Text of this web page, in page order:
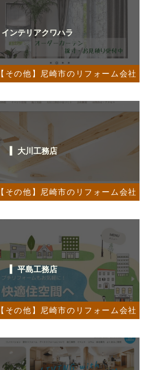
【その他】尼崎市のリフォーム会社
インテリアクワハラ
【その他】尼崎市のリフォーム会社
大川工務店
【その他】尼崎市のリフォーム会社
平島工務店